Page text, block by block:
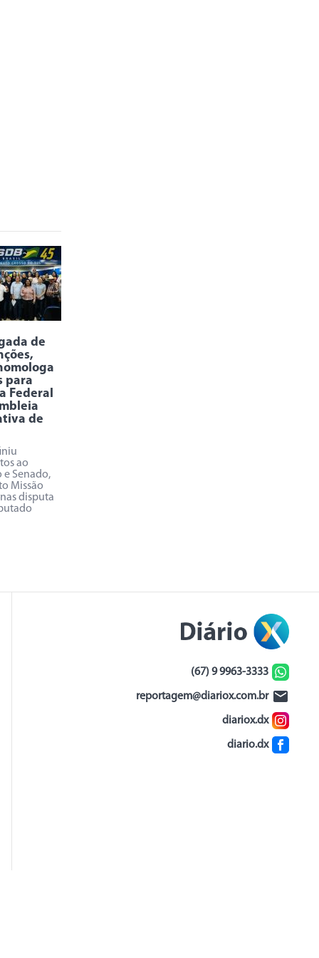
de
para
Federal
de
ao
Senado,
Missão
disputa
(67) 9 9963-3333
reportagem@diariox.com.br
diariox.dx
diario.dx